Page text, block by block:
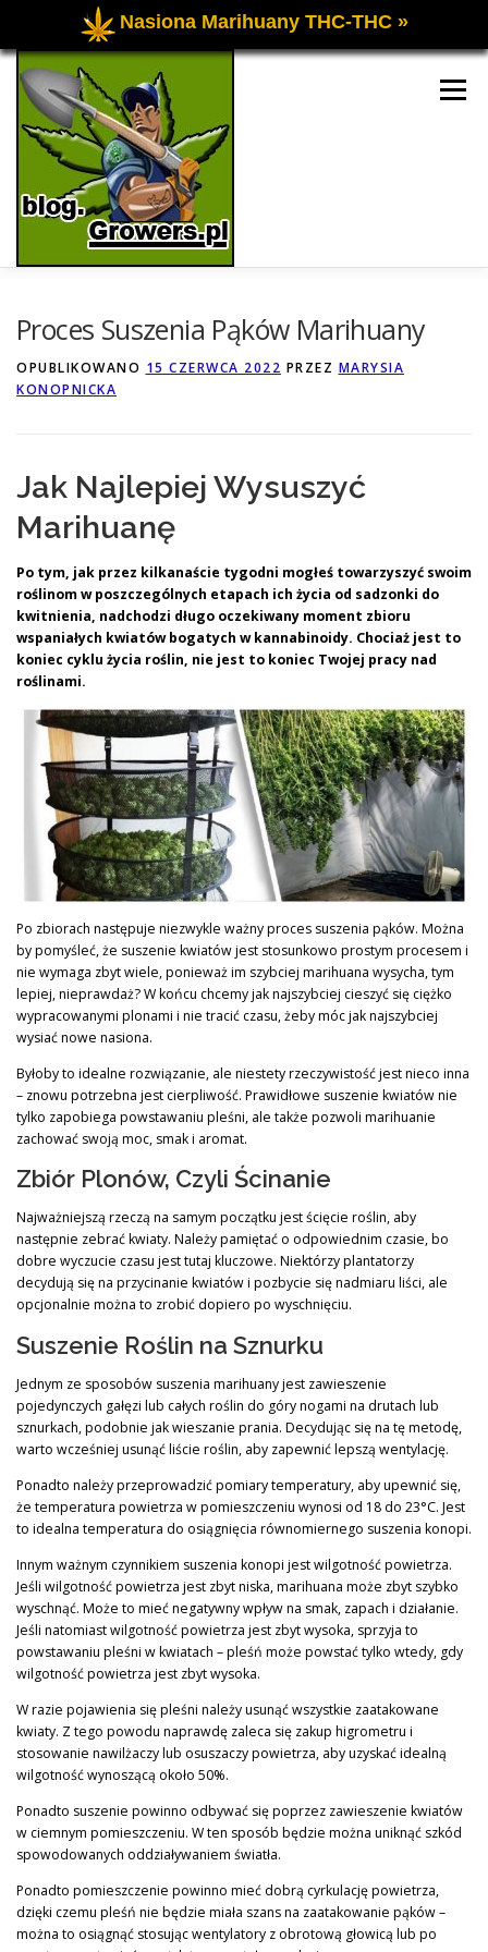
Nasiona Marihuany THC-THC »
Przejdź
treści
Menu
UPRAWA OUTDOOR
KONTAKT
Proces Suszenia Pąków Marihuany
OPUBLIKOWANO 15 CZERWCA 2022 PRZEZ MARYSIA
KONOPNICKA
Jak Najlepiej Wysuszyć
Marihuanę
Po tym, jak przez kilkanaście tygodni mogłeś towarzyszyć swoim
roślinom w poszczególnych etapach ich życia od sadzonki do
kwitnienia, nadchodzi długo oczekiwany moment zbioru
wspaniałych kwiatów bogatych w kannabinoidy. Chociaż jest to
koniec cyklu życia roślin, nie jest to koniec Twojej pracy nad
roślinami.
Po zbiorach następuje niezwykle ważny proces suszenia pąków. Można
by pomyśleć, że suszenie kwiatów jest stosunkowo prostym procesem i
nie wymaga zbyt wiele, ponieważ im szybciej marihuana wysycha, tym
lepiej, nieprawdaż? W końcu chcemy jak najszybciej cieszyć się ciężko
wypracowanymi plonami i nie tracić czasu, żeby móc jak najszybciej
wysiać nowe nasiona.
Byłoby to idealne rozwiązanie, ale niestety rzeczywistość jest nieco inna
– znowu potrzebna jest cierpliwość. Prawidłowe suszenie kwiatów nie
tylko zapobiega powstawaniu pleśni, ale także pozwoli marihuanie
zachować swoją moc, smak i aromat.
Zbiór Plonów, Czyli Ścinanie
Najważniejszą rzeczą na samym początku jest ścięcie roślin, aby
następnie zebrać kwiaty. Należy pamiętać o odpowiednim czasie, bo
dobre wyczucie czasu jest tutaj kluczowe. Niektórzy plantatorzy
decydują się na przycinanie kwiatów i pozbycie się nadmiaru liści, ale
opcjonalnie można to zrobić dopiero po wyschnięciu.
Suszenie Roślin na Sznurku
Jednym ze sposobów suszenia marihuany jest zawieszenie
pojedynczych gałęzi lub całych roślin do góry nogami na drutach lub
sznurkach, podobnie jak wieszanie prania. Decydując się na tę metodę,
warto wcześniej usunąć liście roślin, aby zapewnić lepszą wentylację.
Ponadto należy przeprowadzić pomiary temperatury, aby upewnić się,
że temperatura powietrza w pomieszczeniu wynosi od 18 do 23°C. Jest
to idealna temperatura do osiągnięcia równomiernego suszenia konopi.
Innym ważnym czynnikiem suszenia konopi jest wilgotność powietrza.
Jeśli wilgotność powietrza jest zbyt niska, marihuana może zbyt szybko
wyschnąć. Może to mieć negatywny wpływ na smak, zapach i działanie.
Jeśli natomiast wilgotność powietrza jest zbyt wysoka, sprzyja to
powstawaniu pleśni w kwiatach – pleśń może powstać tylko wtedy, gdy
wilgotność powietrza jest zbyt wysoka.
W razie pojawienia się pleśni należy usunąć wszystkie zaatakowane
kwiaty. Z tego powodu naprawdę zaleca się zakup higrometru i
stosowanie nawilżaczy lub osuszaczy powietrza, aby uzyskać idealną
wilgotność wynoszącą około 50%.
Ponadto suszenie powinno odbywać się poprzez zawieszenie kwiatów
w ciemnym pomieszczeniu. W ten sposób będzie można uniknąć szkód
spowodowanych oddziaływaniem światła.
Ponadto pomieszczenie powinno mieć dobrą cyrkulację powietrza,
dzięki czemu pleśń nie będzie miała szans na zaatakowanie pąków –
można to osiągnąć stosując wentylatory z obrotową głowicą lub po